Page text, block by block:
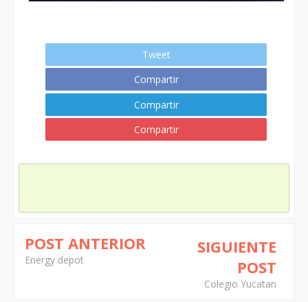
Tweet
Compartir
Compartir
Compartir
POST ANTERIOR
Energy depot
SIGUIENTE
POST
Colegio Yucatan